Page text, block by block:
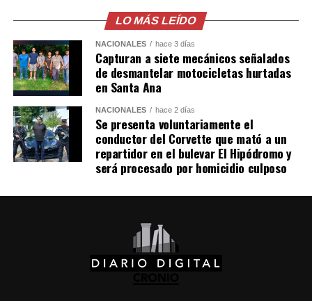
La jornada de surf en Punta Roca se desarrolló sin
mayores inconvenientes por las condiciones del clima.
Además, personal de primera respuesta estuvieron
atentos en el sector para atender cualquier emergencia
generada por las lluvias o la misma competencia.
Comparte esto:
Facebook X
Me gusta esto:
LO MÁS LEÍDO
NACIONALES hace 3 días
Capturan a siete mecánicos señalados
de desmantelar motocicletas hurtadas
en Santa Ana
NACIONALES hace 2 días
Se presenta voluntariamente el
conductor del Corvette que mató a un
repartidor en el bulevar El Hipódromo y
será procesado por homicidio culposo